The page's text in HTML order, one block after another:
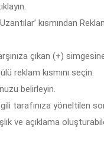
kısmından
çıkan (+) simgesine
reklam kısmını seçin.
belirleyin.
tarafınıza yöneltilen
ve açıklama